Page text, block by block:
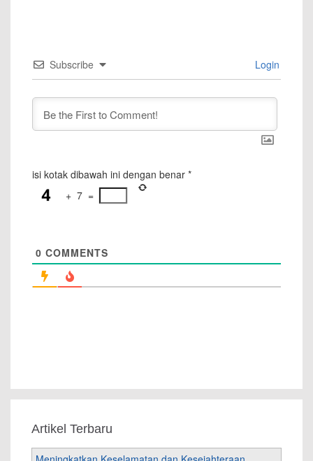
Subscribe Login
isi kotak dibawah ini dengan benar *
+ 7 =
0 COMMENTS
Artikel Terbaru